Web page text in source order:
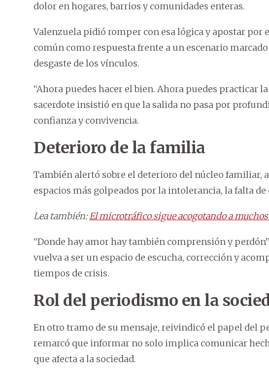
dolor en hogares, barrios y comunidades enteras.
Valenzuela pidió romper con esa lógica y apostar por
común como respuesta frente a un escenario
desgaste de los vínculos.
“Ahora puedes hacer el bien. Ahora puedes practicar
sacerdote insistió en que la salida no pasa por
confianza y convivencia.
Deterioro de la familia
También alertó sobre el deterioro del núcleo familiar,
espacios más golpeados por la intolerancia, la falta
Lea también:El microtráfico sigue acogotando a
“Donde hay amor hay también comprensión y
vuelva a ser un espacio de escucha, corrección y
tiempos de crisis.
Rol del periodismo en la
En otro tramo de su mensaje, reivindicó el papel del
remarcó que informar no solo implica comunicar
que afecta a la sociedad.